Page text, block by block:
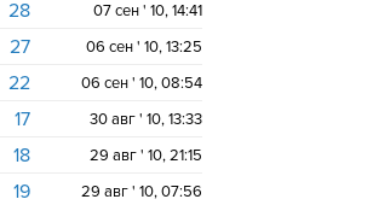
28
07 сен ' 10, 14:41
27
06 сен ' 10, 13:25
22
06 сен ' 10, 08:54
17
30 авг ' 10, 13:33
18
29 авг ' 10, 21:15
19
29 авг ' 10, 07:56